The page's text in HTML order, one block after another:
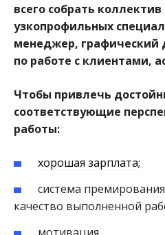
всего собрать коллектив
узкопрофильных
менеджер, графический
по работе с клиентами,
Чтобы привлечь
соответствующие
работы:
хорошая зарплата;
система
качество выполненной
мотивация.